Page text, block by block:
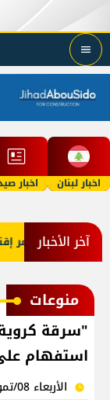
اخبار لبنان اخبار
آخر الأخبار
روما ومُؤتمر
منوعات
"سرقة
استفهام
الأربعاء 08/تموز/2026 - 09:57 ص